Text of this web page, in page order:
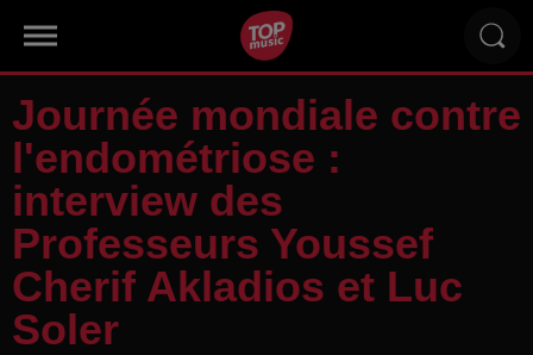
Journée mondiale contre
l'endométriose :
interview des
Professeurs Youssef
Cherif Akladios et Luc
Soler